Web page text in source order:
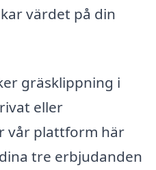
värdet på din
gräsklippning i
eller
vår plattform här
tre erbjudanden